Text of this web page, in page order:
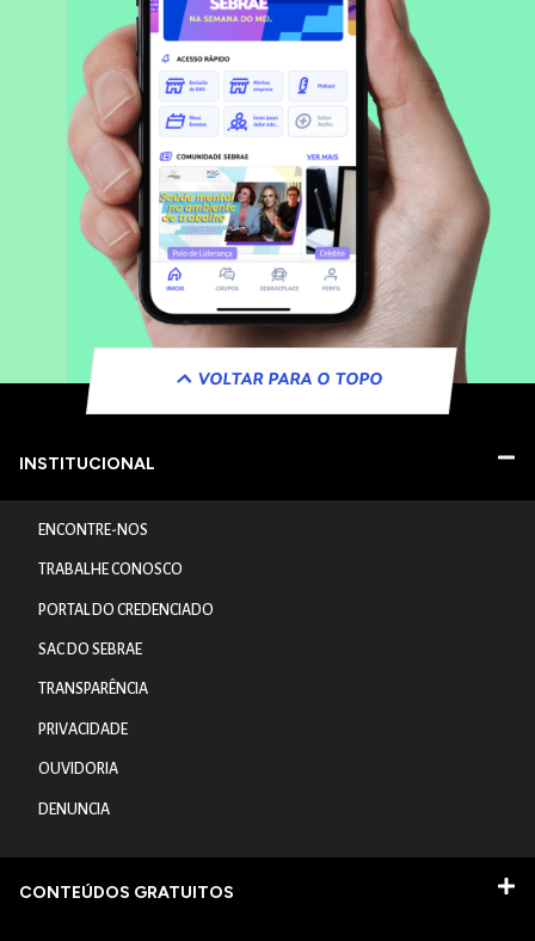
VOLTAR PARA O TOPO
INSTITUCIONAL
ENCONTRE-NOS
TRABALHE CONOSCO
PORTAL DO CREDENCIADO
SAC DO SEBRAE
TRANSPARÊNCIA
PRIVACIDADE
OUVIDORIA
DENUNCIA
CONTEÚDOS GRATUITOS